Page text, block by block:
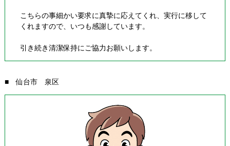
こちらの事細かい要求に真摯に応えてくれ、実行に移して
くれますので、いつも感謝しています。
引き続き清潔保持にご協力お願いします。
■ 仙台市 泉区